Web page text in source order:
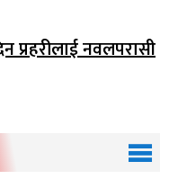
प्रहरीलाई नवलपरासी